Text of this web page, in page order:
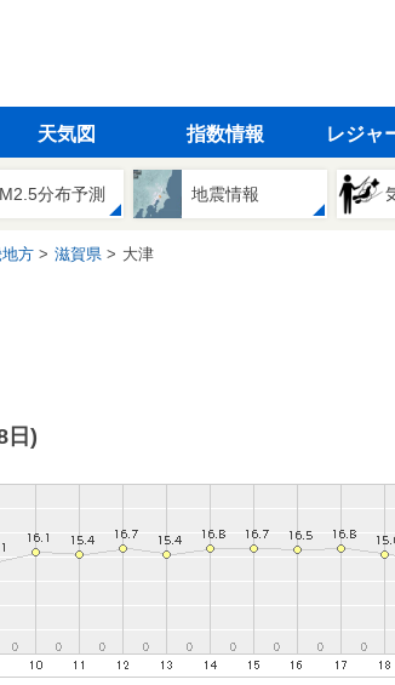
天気図 指数情報 レジャ
分布予測 地震情報
方 滋賀県 大津
日)